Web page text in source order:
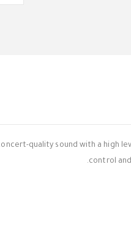
quality sound with a
control